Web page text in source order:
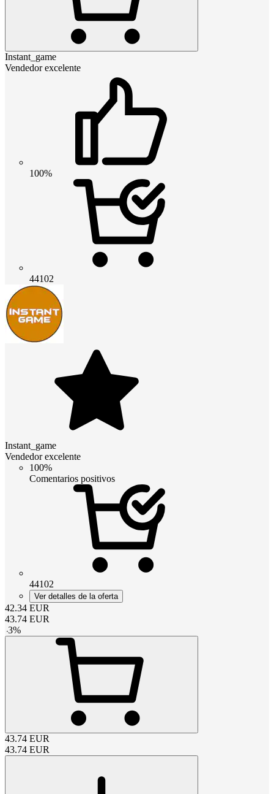
Instant_game
Vendedor excelente
100%
44102
Instant_game
Vendedor excelente
100%
Comentarios positivos
44102
Ver detalles de la oferta
42.34 EUR
43.74 EUR
-3%
43.74 EUR
43.74 EUR